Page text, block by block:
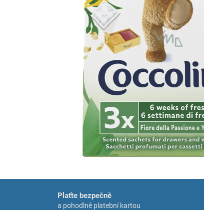
Plaťte bezpečně
a pohodlně platební kartou